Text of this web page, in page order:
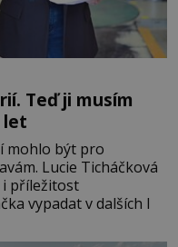
Teď ji musím
let
mohlo být pro
Lucie Ticháčková
i příležitost
vypadat v dalších l